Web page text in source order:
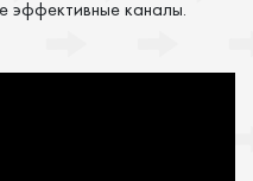
эффективные каналы.